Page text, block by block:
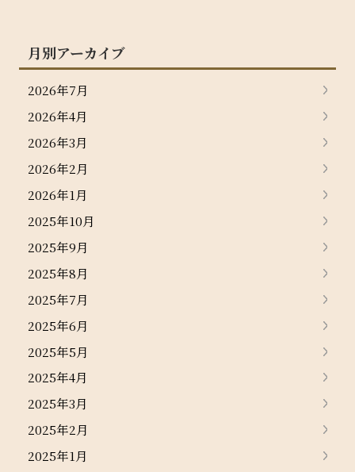
月別アーカイブ
2026年7月
2026年4月
2026年3月
2026年2月
2026年1月
2025年10月
2025年9月
2025年8月
2025年7月
2025年6月
2025年5月
2025年4月
2025年3月
2025年2月
2025年1月